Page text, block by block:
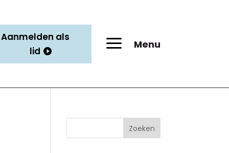
Aanmelden als
lid
a Menu
Zoeken